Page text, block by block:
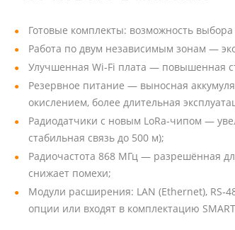
Готовые комплекты: возможность
Работа по двум независимым зонам —
Улучшенная Wi‑Fi плата — повышенная
Резервное питание — выносная
окислением, более длительная
Радиодатчики с новым LoRa‑чипом —
стабильная связь до 500 м);
Радиочастота 868 МГц — разрешённая
снижает помехи;
Модули расширения: LAN (Ethernet),
опции или входят в комплектацию